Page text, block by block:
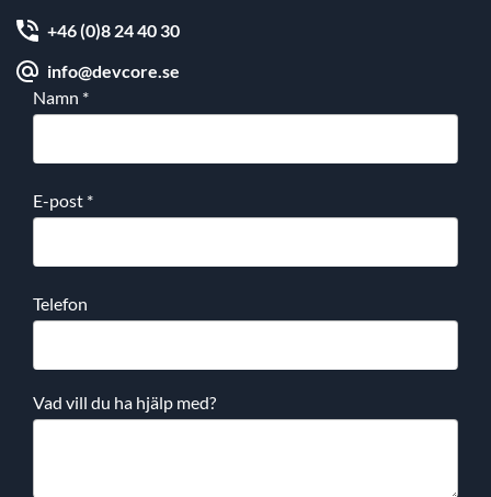
+46 (0)8 24 40 30
info@devcore.se
Namn *
E-post *
Telefon
Vad vill du ha hjälp med?